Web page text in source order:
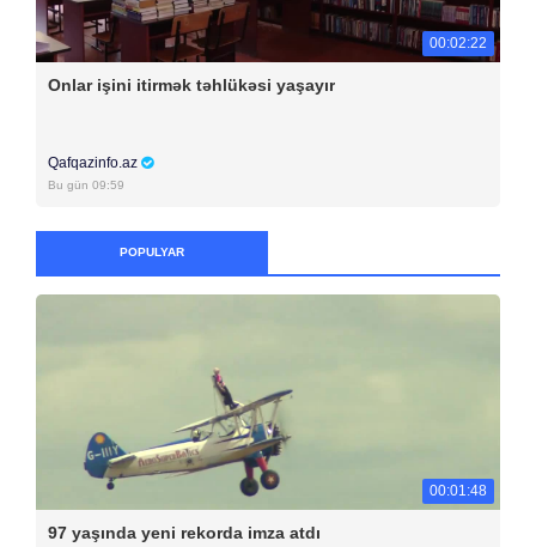
00:02:22
Onlar işini itirmək təhlükəsi yaşayır
Qafqazinfo.az
Bu gün 09:59
POPULYAR
00:01:48
97 yaşında yeni rekorda imza atdı